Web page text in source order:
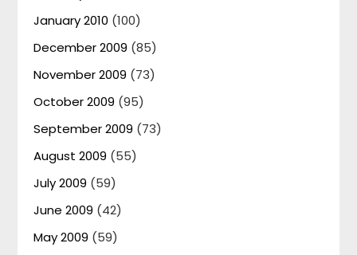
January 2010 (100)
December 2009 (85)
November 2009 (73)
October 2009 (95)
September 2009 (73)
August 2009 (55)
July 2009 (59)
June 2009 (42)
May 2009 (59)